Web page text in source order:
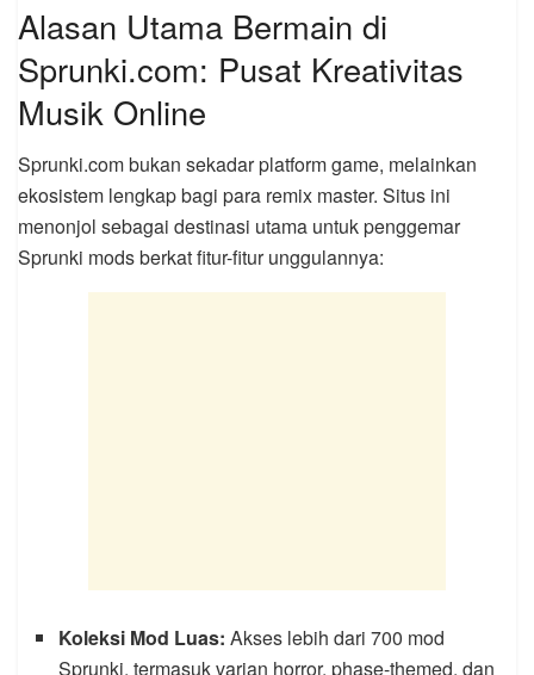
Alasan Utama Bermain di
Sprunki.com: Pusat Kreativitas
Musik Online
Sprunki.com bukan sekadar platform game, melainkan
ekosistem lengkap bagi para remix master. Situs ini
menonjol sebagai destinasi utama untuk penggemar
Sprunki mods berkat fitur-fitur unggulannya:
Koleksi Mod Luas: Akses lebih dari 700 mod
Sprunki, termasuk varian horror, phase-themed, dan